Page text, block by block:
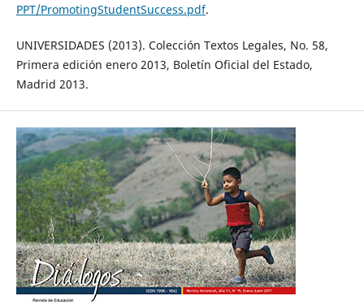
PPT/PromotingStudentSuccess.pdf.
UNIVERSIDADES (2013). Colección Textos Legales, No. 58,
Primera edición enero 2013, Boletín Oficial del Estado,
Madrid 2013.